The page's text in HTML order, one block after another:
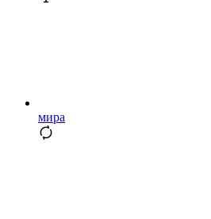
мира